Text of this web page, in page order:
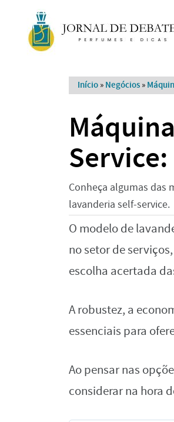
Início » Negócios »
Conheça algumas das
lavanderia self-service.
O modelo de
no setor de
escolha acertada
A robustez, a
essenciais para
Ao pensar nas
considerar na hora